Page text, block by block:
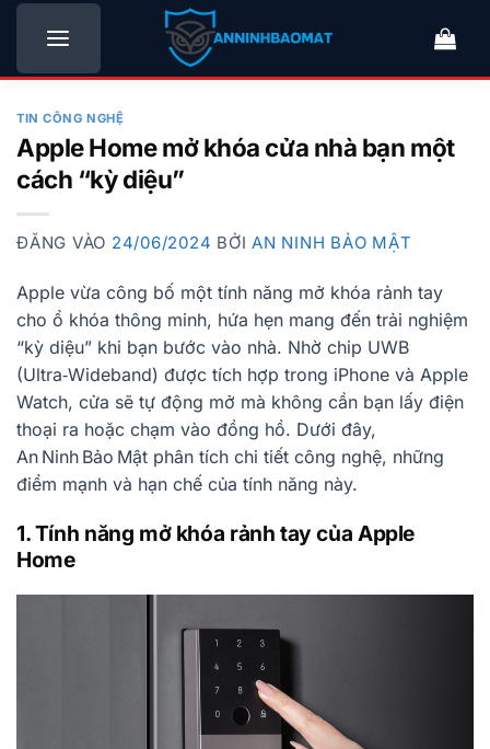
Bỏ
nội
TIN CÔNG NGHỆ
Apple Home mở khóa cửa nhà bạn một
cách “kỳ diệu”
ĐĂNG VÀO 24/06/2024 BỞI AN NINH BẢO MẬT
Apple vừa công bố một tính năng mở khóa rảnh tay
cho ổ khóa thông minh, hứa hẹn mang đến trải nghiệm
“kỳ diệu” khi bạn bước vào nhà. Nhờ chip UWB
(Ultra‑Wideband) được tích hợp trong iPhone và Apple
Watch, cửa sẽ tự động mở mà không cần bạn lấy điện
thoại ra hoặc chạm vào đồng hồ. Dưới đây,
An Ninh Bảo Mật phân tích chi tiết công nghệ, những
điểm mạnh và hạn chế của tính năng này.
1. Tính năng mở khóa rảnh tay của Apple
Home